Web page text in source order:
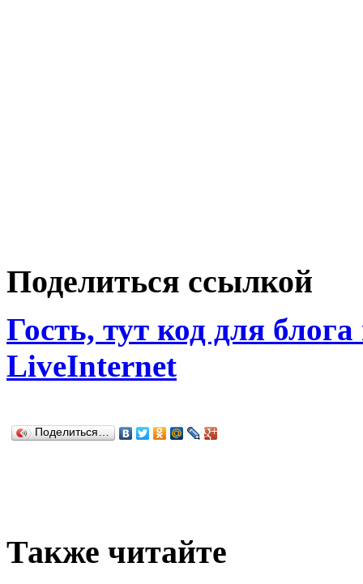
Поделиться ссылкой
Гость, тут код для
LiveInternet
Поделиться…
Также читайте